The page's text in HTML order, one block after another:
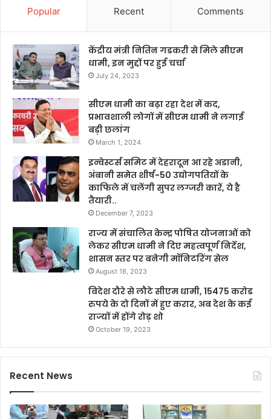
Popular Recent Comments
केंद्रीय मंत्री नितिन गडकरी से मिले सीएम
धामी, इन मुद्दों पर हुई चर्चा
July 24, 2023
सीएम धामी का बढ़ा रहा देश में कद,
प्रभावशाली लोगों में सीएम धामी ने लगाई
बड़ी छलांग
March 1, 2024
इन्वेस्टर्स समिट में देहरादून आ रहे अडानी,
अंबानी समेत शीर्ष-50 उद्योगपतियों के
काफिले में चलेंगी सुपर लग्जरी कारें, ये है
तैयारी..
December 7, 2023
राज्य में संचालित केन्द्र पोषित योजनाओं को
लेकर सीएम धामी ने दिए महत्वपूर्ण निर्देश,
शासन स्तर पर बनेगी मॉनिटरिंग सेल
August 18, 2023
विदेश दौरे से लौटे सीएम धामी, 15475 करोड
रुपये के दो दिनों में हुए करार, अब देश के कई
राज्यों में होंगे रोड़ शो
October 19, 2023
Recent News